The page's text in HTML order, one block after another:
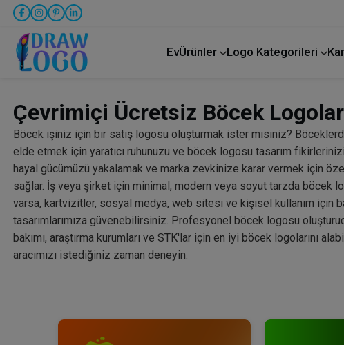
EvÜrünler Logo Kategorileri
Çevrimiçi Ücretsiz Böcek
Böcek işiniz için bir satış logosu oluşturmak ister misiniz?
elde etmek için yaratıcı ruhunuzu ve böcek logosu tasarım
hayal gücümüzü yakalamak ve marka zevkinize karar vermek için
sağlar. İş veya şirket için minimal, modern veya soyut tarzda böcek
varsa, kartvizitler, sosyal medya, web sitesi ve kişisel kullanım için
tasarımlarımıza güvenebilirsiniz. Profesyonel böcek logosu
bakımı, araştırma kurumları ve STK'lar için en iyi böcek logolarını
aracımızı istediğiniz zaman deneyin.